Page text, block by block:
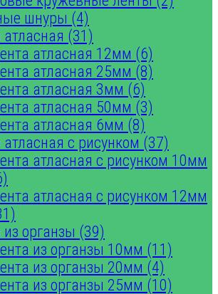
шнуры (4)
(31)
атласная 12мм (6)
атласная 25мм (8)
атласная 3мм (6)
атласная 50мм (3)
атласная 6мм (8)
с рисунком (37)
атласная с рисунком 10мм
атласная с рисунком 12мм
органзы (39)
из органзы 10мм (11)
из органзы 20мм (4)
из органзы 25мм (10)